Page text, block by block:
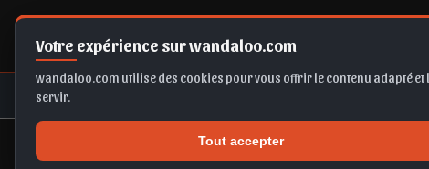
Votre expérience sur wandaloo.com
wandaloo.com utilise des cookies pour vous offrir le contenu adapté
servir.
Tout accepter